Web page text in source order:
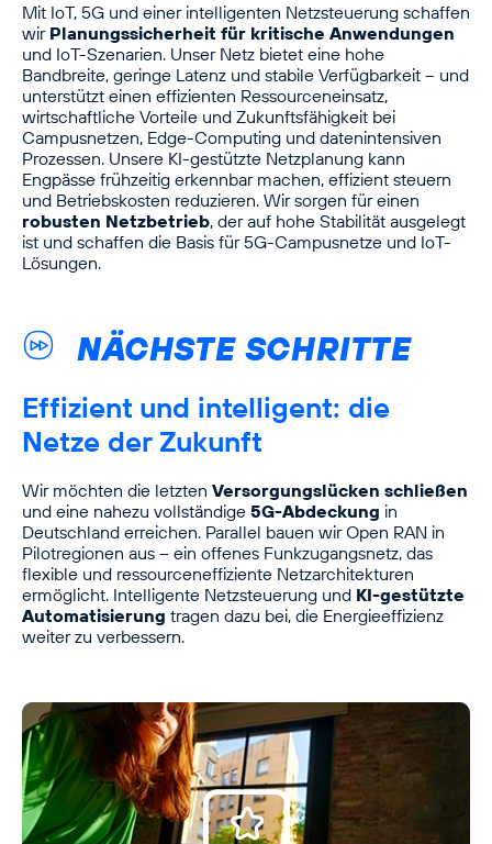
Mit IoT, 5G und einer intelligenten Netzsteuerung schaffen
wir Planungssicherheit für kritische Anwendungen
und IoT-Szenarien. Unser Netz bietet eine hohe
Bandbreite, geringe Latenz und stabile Verfügbarkeit – und
unterstützt einen effizienten Ressourceneinsatz,
wirtschaftliche Vorteile und Zukunftsfähigkeit bei
Campusnetzen, Edge-Computing und datenintensiven
Prozessen. Unsere KI-gestützte Netzplanung kann
Engpässe frühzeitig erkennbar machen, effizient steuern
und Betriebskosten reduzieren. Wir sorgen für einen
robusten Netzbetrieb, der auf hohe Stabilität ausgelegt
ist und schaffen die Basis für 5G-Campusnetze und IoT-
Lösungen.
NÄCHSTE SCHRITTE
Effizient und intelligent: die
Netze der Zukunft
Wir möchten die letzten Versorgungslücken schließen
und eine nahezu vollständige 5G-Abdeckung in
Deutschland erreichen. Parallel bauen wir Open RAN in
Pilotregionen aus – ein offenes Funkzugangsnetz, das
flexible und ressourceneffiziente Netzarchitekturen
ermöglicht. Intelligente Netzsteuerung und KI-gestützte
Automatisierung tragen dazu bei, die Energieeffizienz
weiter zu verbessern.